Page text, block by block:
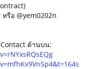
รือ @yem0202n
ด้านบน: